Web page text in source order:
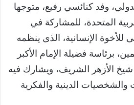
وفد كنائسي رفيع، متوجها
المتحدة، للمشاركة في
للأخوة الإنسانية، الذى ينظمه
برئاسة فضيلة الإمام الأكبر
الأزهر الشريف، ويشارك فيه
والشخصيات الدينية والفكرية